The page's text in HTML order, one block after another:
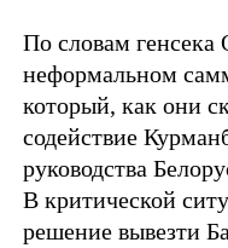
По словам
неформальном
который, как они
содействие
руководства
В критической
решение вывезти